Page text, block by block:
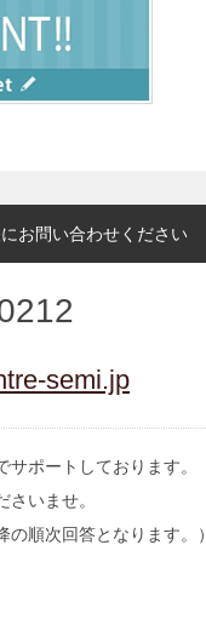
お問い合わせください
semi.jp
ポートしております。
いませ。
順次回答となります。）